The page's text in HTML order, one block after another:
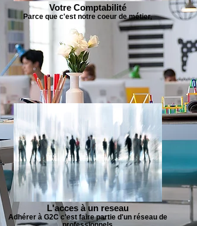
Votre Comptabilité
Parce que c'est notre coeur de métier,
L'acces à un reseau
Adhérer à G2C c'est faire partie d'un réseau de